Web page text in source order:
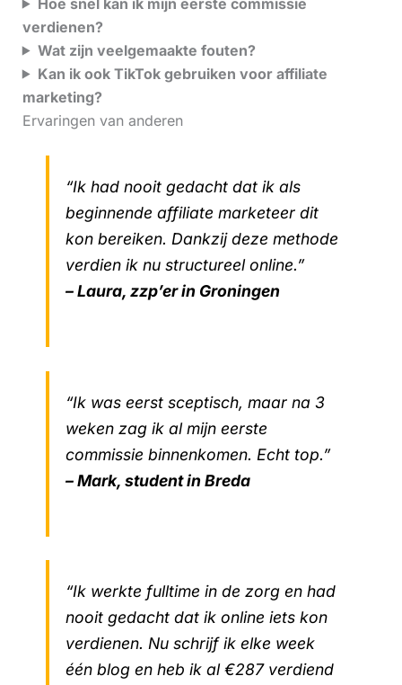
verdienen?
Wat zijn veelgemaakte fouten?
Kan ik ook TikTok gebruiken voor affiliate
marketing?
Ervaringen van anderen
“Ik had nooit gedacht dat ik als
beginnende affiliate marketeer dit
kon bereiken. Dankzij deze methode
verdien ik nu structureel online.”
– Laura, zzp’er in Groningen
“Ik was eerst sceptisch, maar na 3
weken zag ik al mijn eerste
commissie binnenkomen. Echt top.”
– Mark, student in Breda
“Ik werkte fulltime in de zorg en had
nooit gedacht dat ik online iets kon
verdienen. Nu schrijf ik elke week
één blog en heb ik al €287 verdiend